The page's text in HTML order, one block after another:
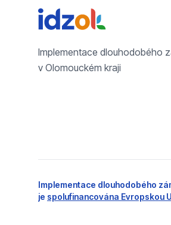
Implementace dlouhodobého
v Olomouckém kraji
Implementace dlouhodobého
je spolufinancována Evropskou